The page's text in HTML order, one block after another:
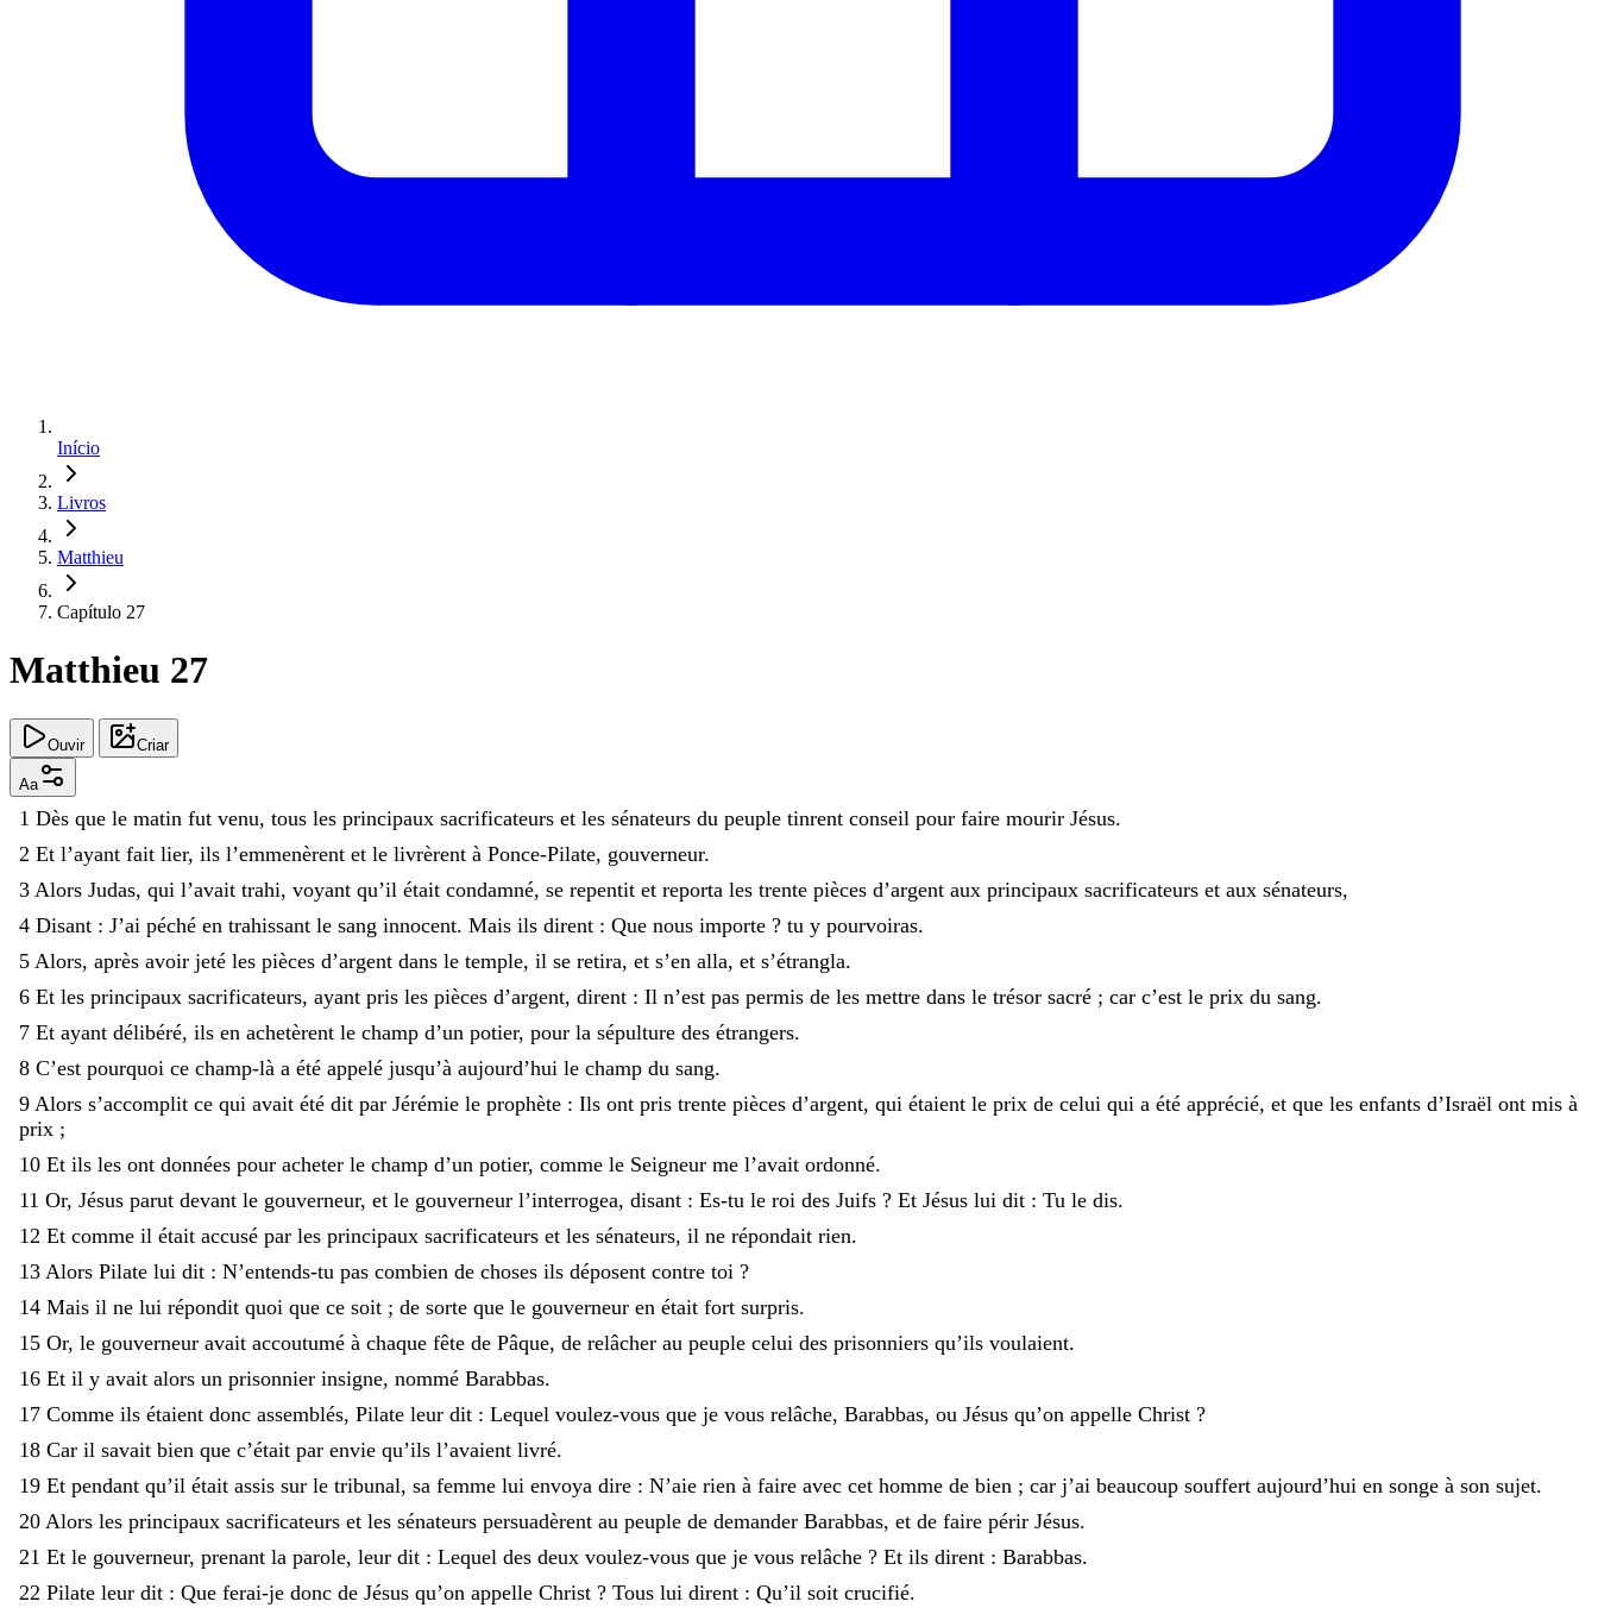
Início
Livros
Matthieu
Capítulo 27
Matthieu 27
Ouvir Criar
Aa
1 Dès que le matin fut venu, tous les principaux sacrificateurs et les sénateurs du peuple tinrent conseil pour faire mourir Jésus.
2 Et l’ayant fait lier, ils l’emmenèrent et le livrèrent à Ponce-Pilate, gouverneur.
3 Alors Judas, qui l’avait trahi, voyant qu’il était condamné, se repentit et reporta les trente pièces d’argent aux principaux sacrificateurs et aux sénateurs,
4 Disant : J’ai péché en trahissant le sang innocent. Mais ils dirent : Que nous importe ? tu y pourvoiras.
5 Alors, après avoir jeté les pièces d’argent dans le temple, il se retira, et s’en alla, et s’étrangla.
6 Et les principaux sacrificateurs, ayant pris les pièces d’argent, dirent : Il n’est pas permis de les mettre dans le trésor sacré ; car c’est le prix du sang.
7 Et ayant délibéré, ils en achetèrent le champ d’un potier, pour la sépulture des étrangers.
8 C’est pourquoi ce champ-là a été appelé jusqu’à aujourd’hui le champ du sang.
9 Alors s’accomplit ce qui avait été dit par Jérémie le prophète : Ils ont pris trente pièces d’argent, qui étaient le prix de celui qui a été apprécié, et que les enfants d’Israël ont mis à
prix ;
10 Et ils les ont données pour acheter le champ d’un potier, comme le Seigneur me l’avait ordonné.
11 Or, Jésus parut devant le gouverneur, et le gouverneur l’interrogea, disant : Es-tu le roi des Juifs ? Et Jésus lui dit : Tu le dis.
12 Et comme il était accusé par les principaux sacrificateurs et les sénateurs, il ne répondait rien.
13 Alors Pilate lui dit : N’entends-tu pas combien de choses ils déposent contre toi ?
14 Mais il ne lui répondit quoi que ce soit ; de sorte que le gouverneur en était fort surpris.
15 Or, le gouverneur avait accoutumé à chaque fête de Pâque, de relâcher au peuple celui des prisonniers qu’ils voulaient.
16 Et il y avait alors un prisonnier insigne, nommé Barabbas.
17 Comme ils étaient donc assemblés, Pilate leur dit : Lequel voulez-vous que je vous relâche, Barabbas, ou Jésus qu’on appelle Christ ?
18 Car il savait bien que c’était par envie qu’ils l’avaient livré.
19 Et pendant qu’il était assis sur le tribunal, sa femme lui envoya dire : N’aie rien à faire avec cet homme de bien ; car j’ai beaucoup souffert aujourd’hui en songe à son sujet.
20 Alors les principaux sacrificateurs et les sénateurs persuadèrent au peuple de demander Barabbas, et de faire périr Jésus.
21 Et le gouverneur, prenant la parole, leur dit : Lequel des deux voulez-vous que je vous relâche ? Et ils dirent : Barabbas.
22 Pilate leur dit : Que ferai-je donc de Jésus qu’on appelle Christ ? Tous lui dirent : Qu’il soit crucifié.